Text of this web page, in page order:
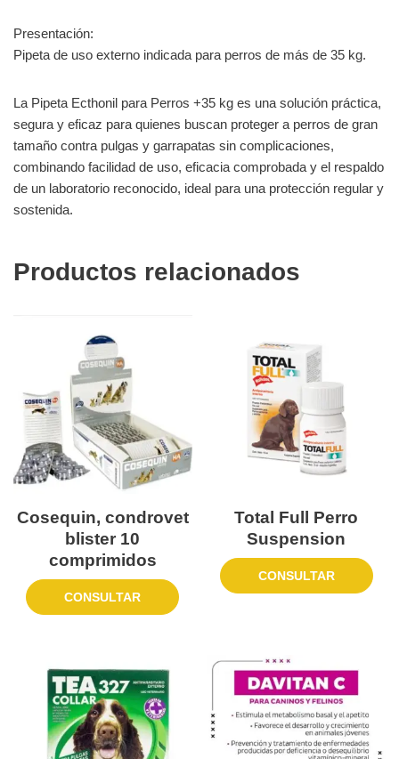
Presentación:
Pipeta de uso externo indicada para perros de más de 35 kg.
La Pipeta Ecthonil para Perros +35 kg es una solución práctica,
segura y eficaz para quienes buscan proteger a perros de gran
tamaño contra pulgas y garrapatas sin complicaciones,
combinando facilidad de uso, eficacia comprobada y el respaldo
de un laboratorio reconocido, ideal para una protección regular y
sostenida.
Productos relacionados
Cosequin, condrovet
blister 10
comprimidos
CONSULTAR
Total Full Perro
Suspension
CONSULTAR